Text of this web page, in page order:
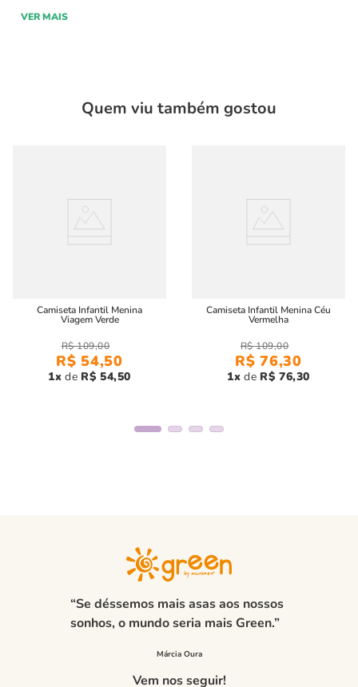
VER MAIS
Quem viu também gostou
Camiseta Infantil Menina
Viagem Verde
R$ 109,00
R$ 54,50
1 R$ 54,50
Camiseta Infantil Menina Céu
Vermelha
R$ 109,00
R$ 76,30
1 R$ 76,30
“Se déssemos mais asas aos nossos
sonhos, o mundo seria mais Green.”
Vem nos seguir!